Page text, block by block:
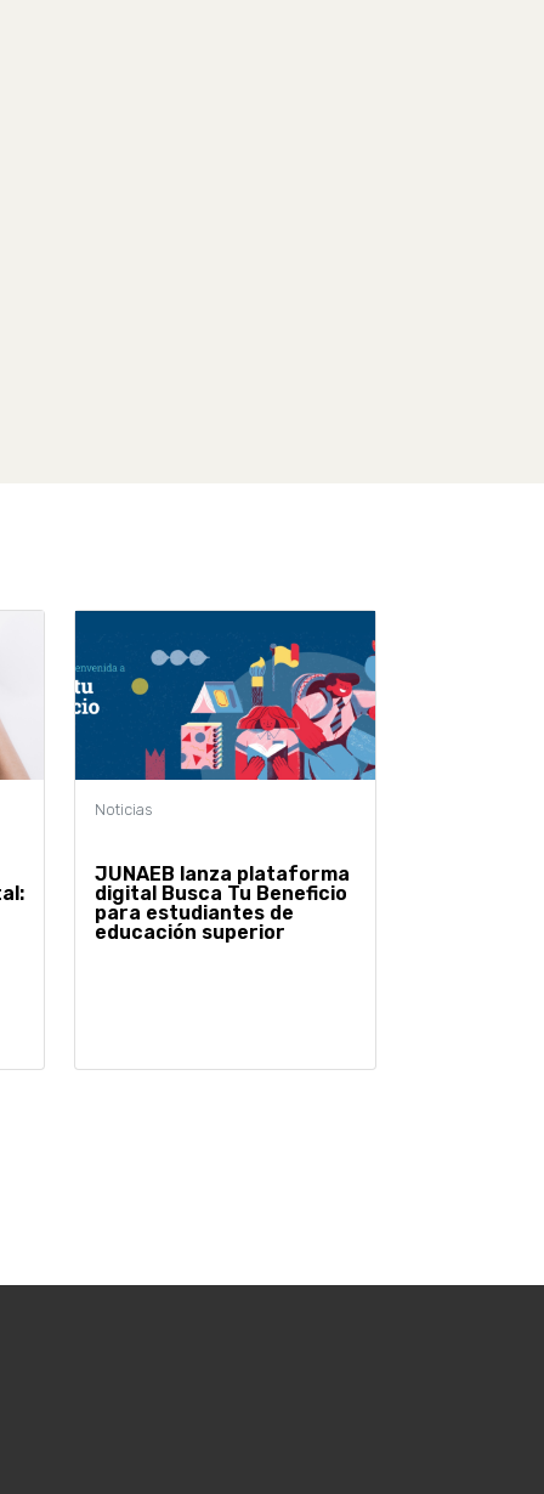
JUNAEB lanza plataforma
digital Busca Tu Beneficio
para estudiantes de
educación superior